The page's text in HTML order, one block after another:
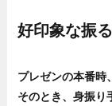
好印象な振
プレゼンの本番時
そのとき、身振り